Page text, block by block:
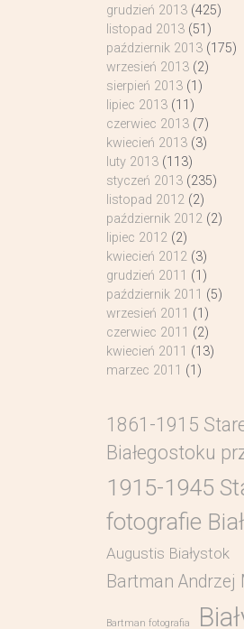
grudzień 2013(425)
listopad 2013(51)
październik 2013(175)
wrzesień 2013(2)
sierpień 2013(1)
lipiec 2013(11)
czerwiec 2013(7)
kwiecień 2013(3)
luty 2013(113)
styczeń 2013(235)
listopad 2012(2)
październik 2012(2)
lipiec 2012(2)
kwiecień 2012(3)
grudzień 2011 (1)
październik 2011 (5)
wrzesień 2011 (1)
czerwiec 2011 (2)
kwiecień 2011 (13)
marzec 2011 (1)
1861-1915
Białegostoku
1915-1945
fotografie
Augustis Białystok
Bartman Andrzej
Bartman fotografia